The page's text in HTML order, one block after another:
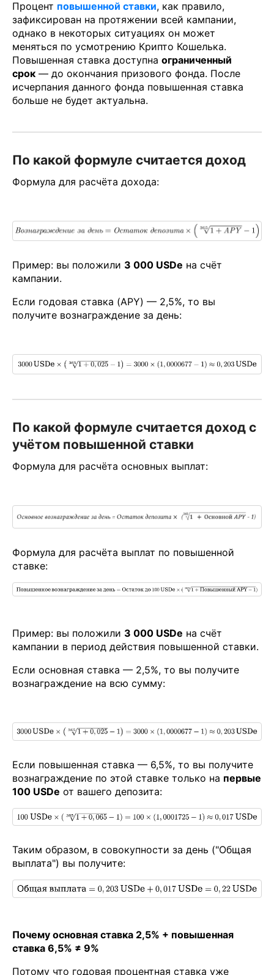
Процент повышенной ставки, как правило,
зафиксирован на протяжении всей кампании,
однако в некоторых ситуациях он может
меняться по усмотрению Крипто Кошелька.
Повышенная ставка доступна ограниченный
срок — до окончания призового фонда. После
исчерпания данного фонда повышенная ставка
больше не будет актуальна.
По какой формуле считается доход
Формула для расчёта дохода:
Пример: вы положили 3 000 USDe на счёт
кампании.
Если годовая ставка (APY) — 2,5%, то вы
получите вознаграждение за день:
По какой формуле считается доход с
учётом повышенной ставки
Формула для расчёта основных выплат:
Формула для расчёта выплат по повышенной
ставке:
Пример: вы положили 3 000 USDe на счёт
кампании в период действия повышенной ставки.
Если основная ставка — 2,5%, то вы получите
вознаграждение на всю сумму:
Если повышенная ставка — 6,5%, то вы получите
вознаграждение по этой ставке только на первые
100 USDe от вашего депозита:
Таким образом, в совокупности за день ("Общая
выплата") вы получите:
Почему основная ставка 2,5% + повышенная
ставка 6,5% ≠ 9%
Потому что годовая процентная ставка уже